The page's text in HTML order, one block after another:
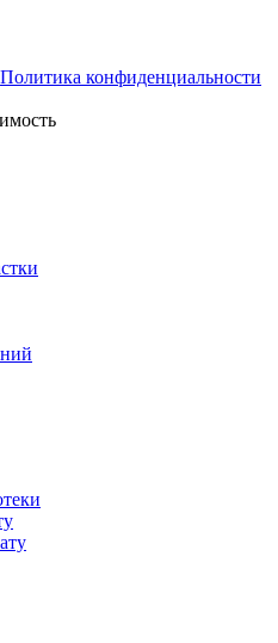
Политика конфиденциальности